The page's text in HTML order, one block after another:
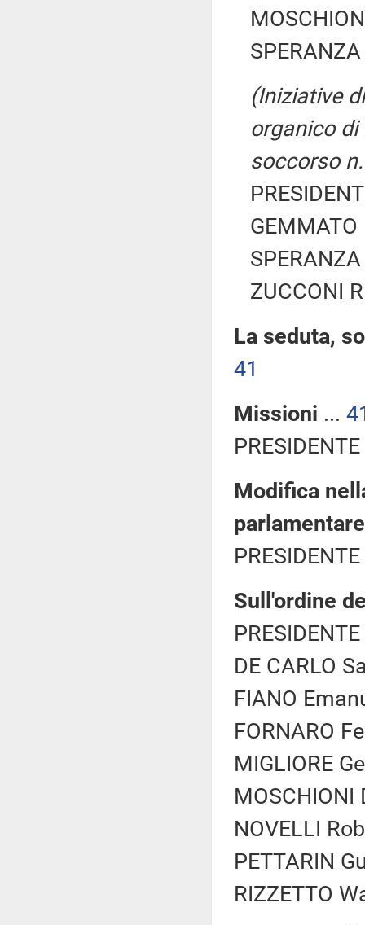
(Iniziative
organico
soccorso
ZUCCONI
La seduta,
41
Missioni ...
Modifica
Sull'ordine
DE CARLO
FIANO
FORNARO
MIGLIORE
NOVELLI
PETTARIN
RIZZETTO